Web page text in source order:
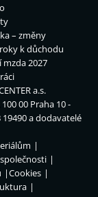
– změny
k důchodu
2027
a.s.
00 Praha 10 -
19490 a dodavatelé
Cookies